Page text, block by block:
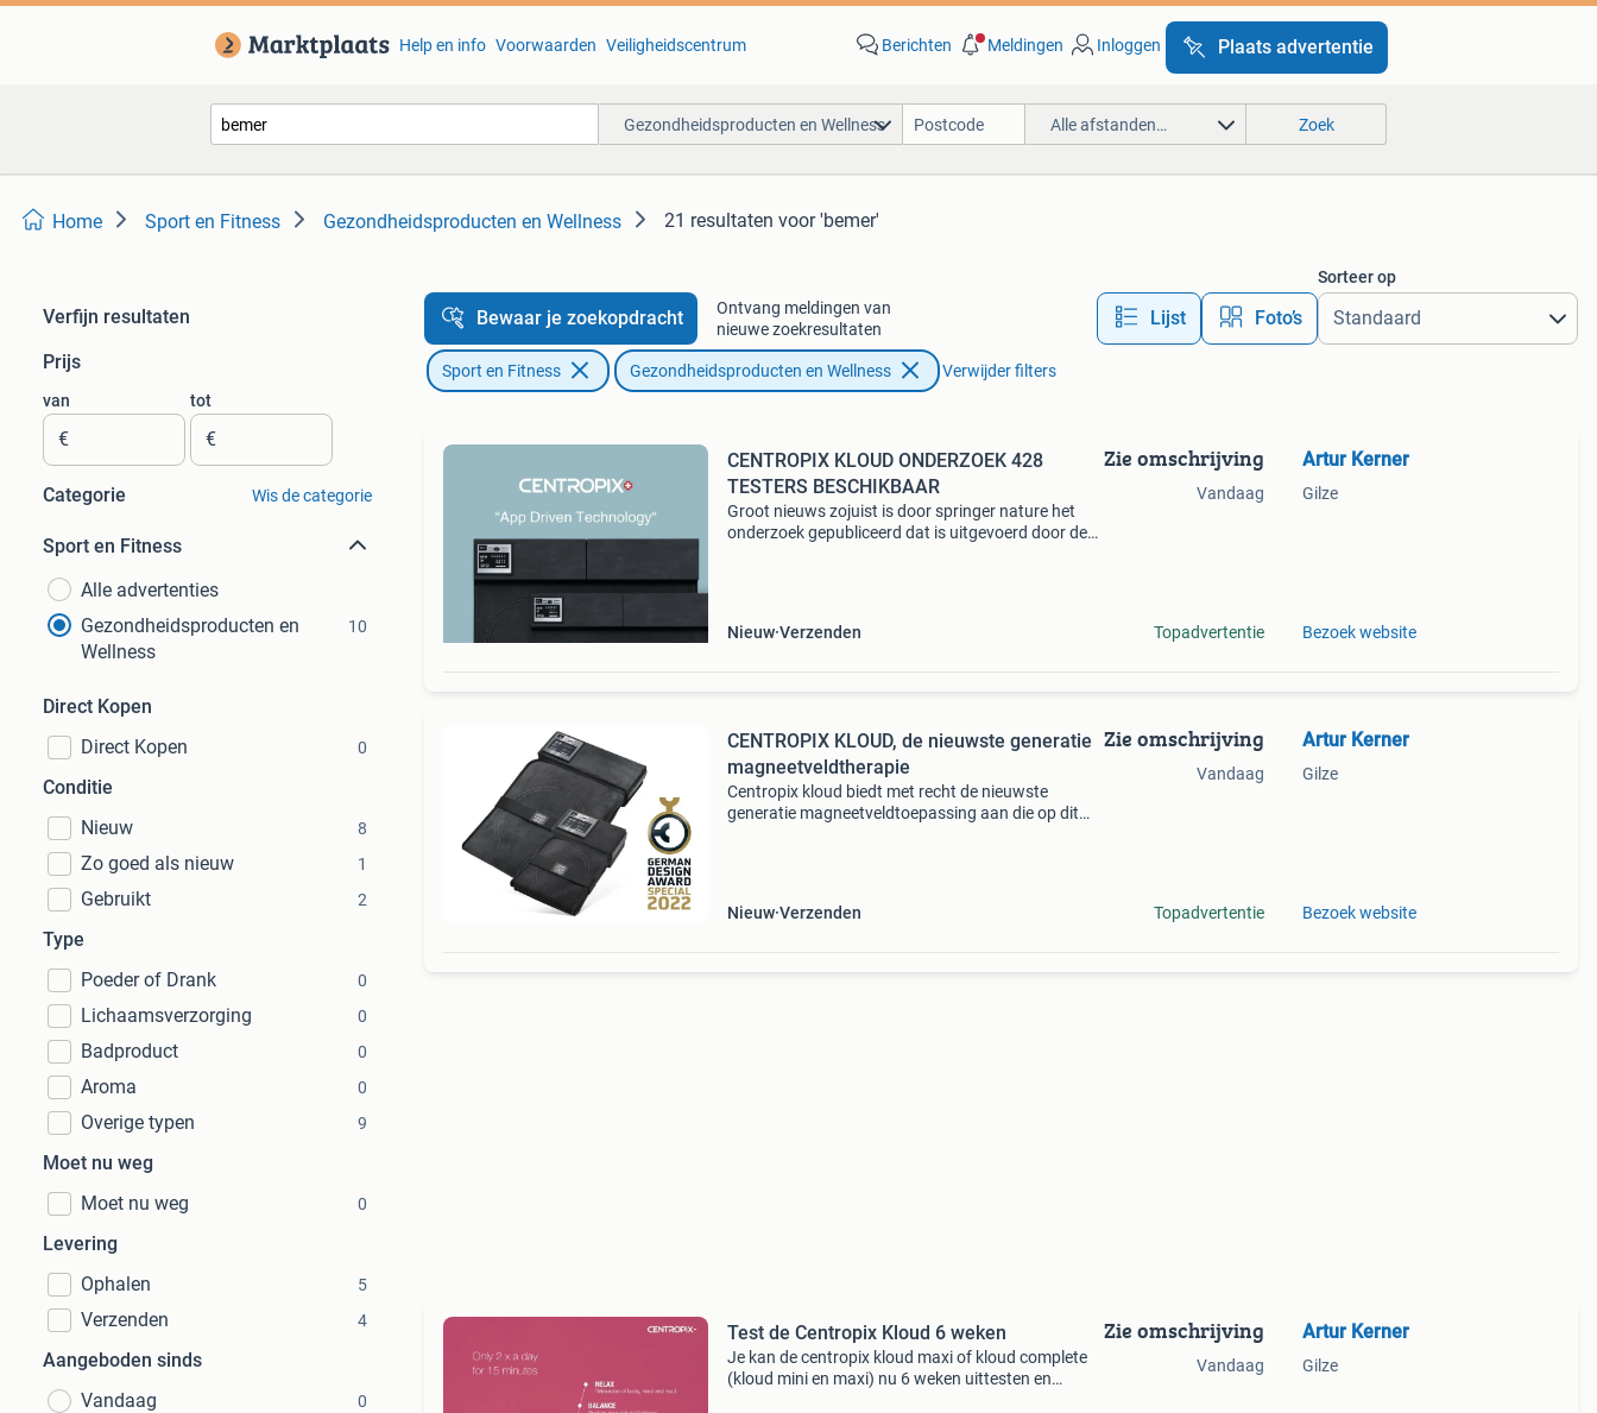
Help en info Voorwaarden Veiligheidscentrum Berichten Meldingen Inloggen Plaats advertentie
Gezondheidsproducten en Wellness Alle afstanden… Zoek
Home Sport en Fitness Gezondheidsproducten en Wellness 21 resultaten voor 'bemer'
Verfijn resultaten
Prijs
van
€
tot
€
Categorie Wis de categorie
Sport en Fitness
Alle advertenties
Gezondheidsproducten en
Wellness
10
Direct Kopen
Direct Kopen
0
Conditie
Nieuw
8
Zo goed als nieuw 1
Gebruikt 2
Type
Poeder of Drank
0
Lichaamsverzorging 0
Badproduct 0
Aroma 0
Overige typen 9
Moet nu weg
Moet nu weg
0
Levering
Ophalen
5
Verzenden 4
Aangeboden sinds
Vandaag
0
Bewaar je zoekopdracht
Ontvang meldingen van
nieuwe zoekresultaten
Lijst Foto’s
Sorteer op
Sport en Fitness Gezondheidsproducten en Wellness Verwijder filters
CENTROPIX KLOUD ONDERZOEK 428
TESTERS BESCHIKBAAR
Groot nieuws zojuist is door springer nature het
onderzoek gepubliceerd dat is uitgevoerd door de
Nieuw Verzenden
Zie omschrijving
Vandaag
Topadvertentie
Artur Kerner
Gilze
Bezoek website
CENTROPIX KLOUD, de nieuwste generatie
magneetveldtherapie
Centropix kloud biedt met recht de nieuwste
generatie magneetveldtoepassing aan die op dit
Nieuw Verzenden
Zie omschrijving
Vandaag
Topadvertentie
Artur Kerner
Gilze
Bezoek website
Test de Centropix Kloud 6 weken
Je kan de centropix kloud maxi of kloud complete
(kloud mini en maxi) nu 6 weken uittesten en
Zie omschrijving
Vandaag
Artur Kerner
Gilze